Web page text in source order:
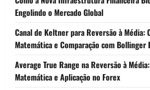
Engolindo o Mercado Global
Canal de Keltner para Reversão à Média:
Matemática e Comparação com Bollinger
Average True Range na Reversão à
Matemática e Aplicação no Forex